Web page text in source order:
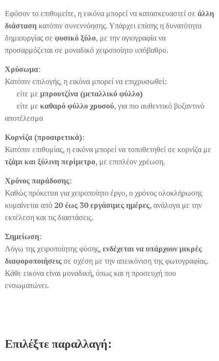
Εφόσον το επιθυμείτε, η εικόνα μπορεί να κατασκευαστεί σε άλλη
διάσταση κατόπιν συνεννόησης. Υπάρχει επίσης η δυνατότητα
δημιουργίας σε φυσικό ξύλο, με την αγιογραφία να
προσαρμόζεται σε μοναδικό χειροποίητο υπόβαθρο.
Χρύσωμα:
Κατόπιν επιλογής, η εικόνα μπορεί να επιχρυσωθεί:
▪ είτε με μπρουτζίνα (μεταλλικό φύλλο)
▪ είτε με καθαρό φύλλο χρυσού, για πιο αυθεντικό βυζαντινό
αποτέλεσμα
Κορνίζα (προαιρετικά):
Κατόπιν επιθυμίας, η εικόνα μπορεί να τοποθετηθεί σε κορνίζα με
τζάμι και ξύλινη περίμετρο, με επιπλέον χρέωση.
Χρόνος παράδοσης:
Καθώς πρόκειται για χειροποίητο έργο, ο χρόνος ολοκλήρωσης
κυμαίνεται από20 έως 30 εργάσιμες ημέρες, ανάλογα με την
εκτέλεση και τις διαστάσεις.
Σημείωση:
Λόγω της χειροποίητης φύσης,ενδέχεται να υπάρχουν μικρές
διαφοροποιήσειςσε σχέση με την απεικόνιση της φωτογραφίας.
Κάθε εικόνα είναι μοναδική, όπως και η προσευχή που
ενσωματώνει.
Επιλέξτε παραλλαγή: